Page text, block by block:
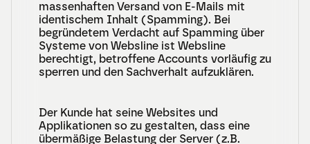
massenhaften Versand von E-Mails mit
identischem Inhalt (Spamming). Bei
begründetem Verdacht auf Spamming über
Systeme von Websline ist Websline
berechtigt, betroffene Accounts vorläufig zu
sperren und den Sachverhalt aufzuklären.
Der Kunde hat seine Websites und
Applikationen so zu gestalten, dass eine
übermäßige Belastung der Server (z.B.